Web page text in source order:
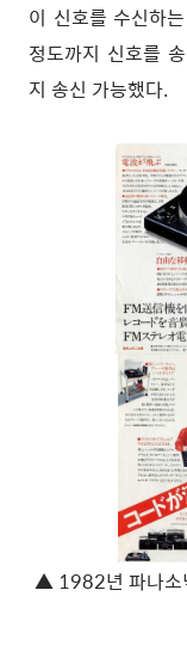
이 신호를 수신하
정도까지 신호를
지 송신 가능했다.
▲ 1982년 파나소